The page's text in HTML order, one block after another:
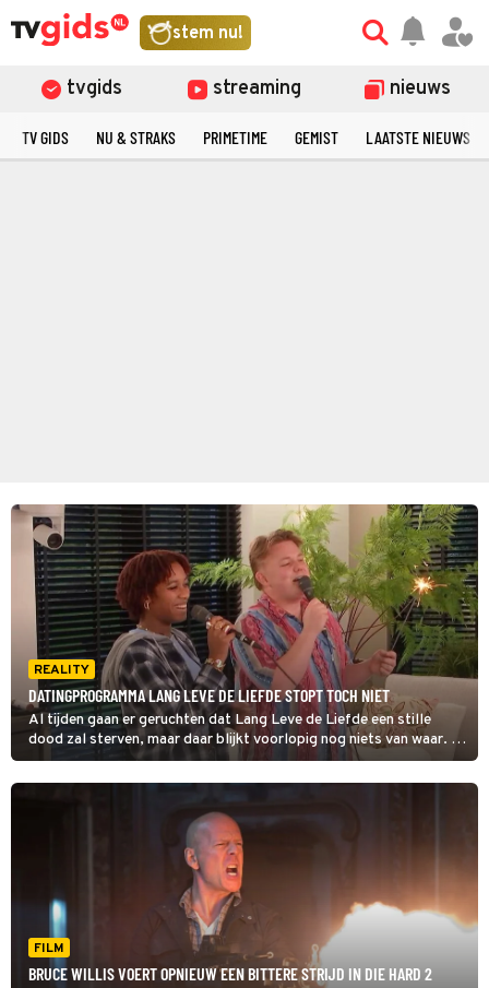
stem nu!
tvgids streaming nieuws
TV GIDS NU & STRAKS PRIMETIME GEMIST LAATSTE NIEUWS
REALITY
DATINGPROGRAMMA LANG LEVE DE LIEFDE STOPT TOCH NIET
Al tijden gaan er geruchten dat Lang Leve de Liefde een stille
dood zal sterven, maar daar blijkt voorlopig nog niets van waar. In
het nieuwe tv-seizoen staat het datingprogramma gewoon op de
planning.
FILM
BRUCE WILLIS VOERT OPNIEUW EEN BITTERE STRIJD IN DIE HARD 2